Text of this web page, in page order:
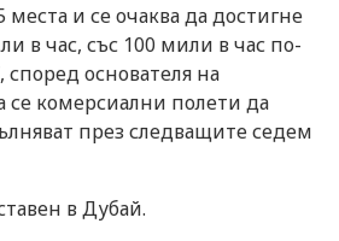
и се очаква да достигне
в час, със 100 мили в час по-
според основателя на
се комерсиални полети да
през следващите седем
в Дубай.